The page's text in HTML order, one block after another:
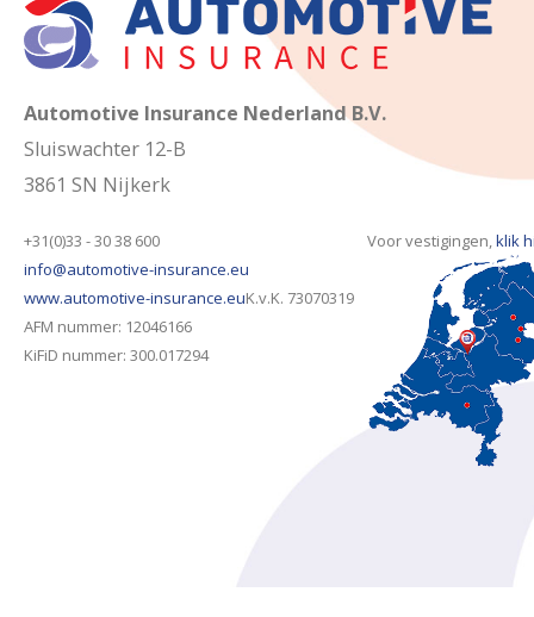
Automotive Insurance Nederland B.V.
Sluiswachter 12-B
3861 SN Nijkerk
+31(0)33 - 30 38 600
info@automotive-insurance.eu
www.automotive-insurance.euK.v.K. 73070319
AFM nummer: 12046166
KiFiD nummer: 300.017294
Voor vestigingen,klik